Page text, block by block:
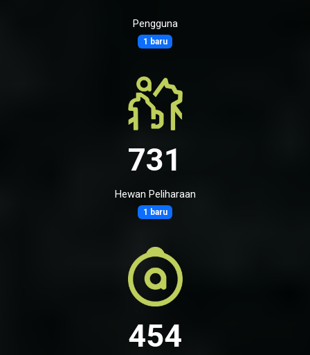
Pengguna
1 baru
731
Hewan Peliharaan
1 baru
454